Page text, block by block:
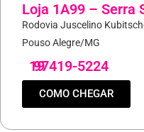
Loja 1A99 – Serra
Rodovia Juscelino
Pouso Alegre/MG
19
97419-5224
COMO CHEGAR